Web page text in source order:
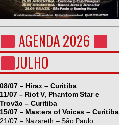
AGENDA 2026
JULHO
08/07 – Hirax – Curitiba
11/07 – Riot V, Phantom Star e
Trovão – Curitiba
15/07 – Masters of Voices – Curitiba
21/07 – Nazareth – São Paulo